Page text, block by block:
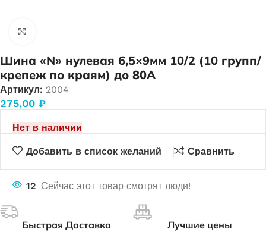
Шина «N» нулевая 6,5×9мм 10/2 (10 групп/
крепеж по краям) до 80А
Артикул: 2004
275,00 ₽
Нет в наличии
Добавить в список желаний Сравнить
12 Сейчас этот товар смотрят люди!
Быстрая Доставка Лучшие цены